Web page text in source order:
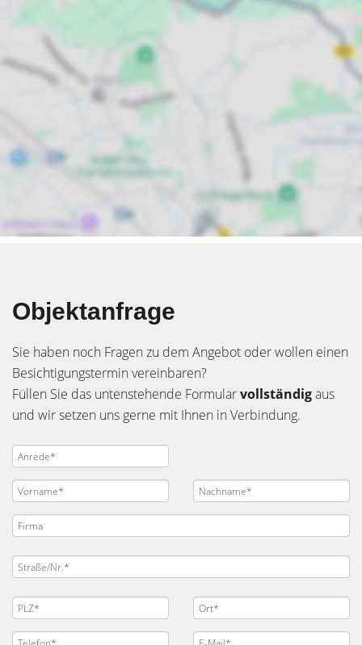
Objektanfrage
Sie haben noch Fragen zu dem Angebot oder wollen einen
Besichtigungstermin vereinbaren?
Füllen Sie das untenstehende Formularvollständigaus
und wir setzen uns gerne mit Ihnen in Verbindung.